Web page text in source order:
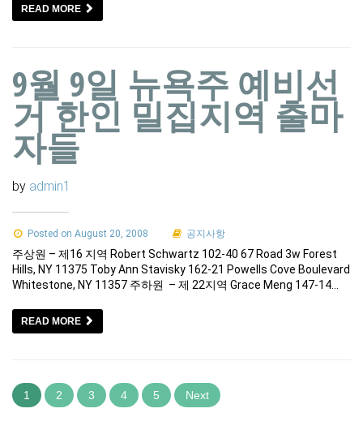
READ MORE
9월 9일 뉴욕주 예비선
거 한인 밀집지역 출마
자들
by admin1
Posted on August 20, 2008 공지사항
주상원 – 제16 지역 Robert Schwartz 102-40 67 Road 3w Forest
Hills, NY 11375 Toby Ann Stavisky 162-21 Powells Cove Boulevard
Whitestone, NY 11357 주하원 – 제 22지역 Grace Meng 147-14…
READ MORE
1 2 3 4 5 Next